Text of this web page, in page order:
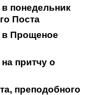
понедельник
Поста
в Прощеное
притчу о
преподобного